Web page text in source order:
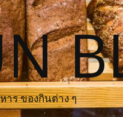
าร ของกินต่าง ๆ